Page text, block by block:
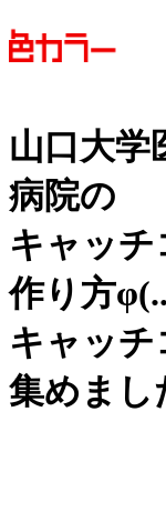
山口大学
病院の
キャッチ
作り方
キャッチ
集めまし